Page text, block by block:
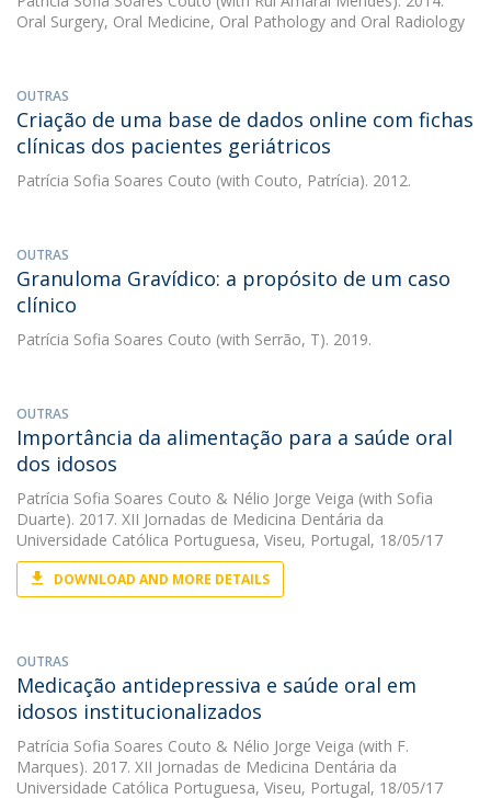
Oral Surgery, Oral Medicine, Oral Pathology and Oral Radiology
OUTRAS
Criação de uma base de dados online com fichas
clínicas dos pacientes geriátricos
Patrícia Sofia Soares Couto (with Couto, Patrícia). 2012.
OUTRAS
Granuloma Gravídico: a propósito de um caso
clínico
Patrícia Sofia Soares Couto (with Serrão, T). 2019.
OUTRAS
Importância da alimentação para a saúde oral
dos idosos
Patrícia Sofia Soares Couto & Nélio Jorge Veiga (with Sofia
Duarte). 2017. XII Jornadas de Medicina Dentária da
Universidade Católica Portuguesa, Viseu, Portugal, 18/05/17
DOWNLOAD AND MORE DETAILS
OUTRAS
Medicação antidepressiva e saúde oral em
idosos institucionalizados
Patrícia Sofia Soares Couto & Nélio Jorge Veiga (with F.
Marques). 2017. XII Jornadas de Medicina Dentária da
Universidade Católica Portuguesa, Viseu, Portugal, 18/05/17